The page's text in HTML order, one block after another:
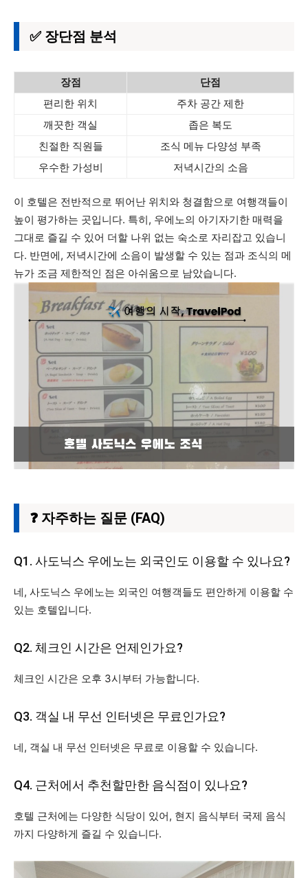
✅ 장단점 분석
장점
단점
편리한 위치
주차 공간 제한
깨끗한 객실
좁은 복도
친절한 직원들
조식 메뉴 다양성 부족
우수한 가성비
저녁시간의 소음
이 호텔은 전반적으로 뛰어난 위치와 청결함으로 여행객들이
높이 평가하는 곳입니다. 특히, 우에노의 아기자기한 매력을
그대로 즐길 수 있어 더할 나위 없는 숙소로 자리잡고 있습니
다. 반면에, 저녁시간에 소음이 발생할 수 있는 점과 조식의 메
뉴가 조금 제한적인 점은 아쉬움으로 남았습니다.
❓ 자주하는 질문 (FAQ)
Q1. 사도닉스 우에노는 외국인도 이용할 수 있나요?
네, 사도닉스 우에노는 외국인 여행객들도 편안하게 이용할 수
있는 호텔입니다.
Q2. 체크인 시간은 언제인가요?
체크인 시간은 오후 3시부터 가능합니다.
Q3. 객실 내 무선 인터넷은 무료인가요?
네, 객실 내 무선 인터넷은 무료로 이용할 수 있습니다.
Q4. 근처에서 추천할만한 음식점이 있나요?
호텔 근처에는 다양한 식당이 있어, 현지 음식부터 국제 음식
까지 다양하게 즐길 수 있습니다.